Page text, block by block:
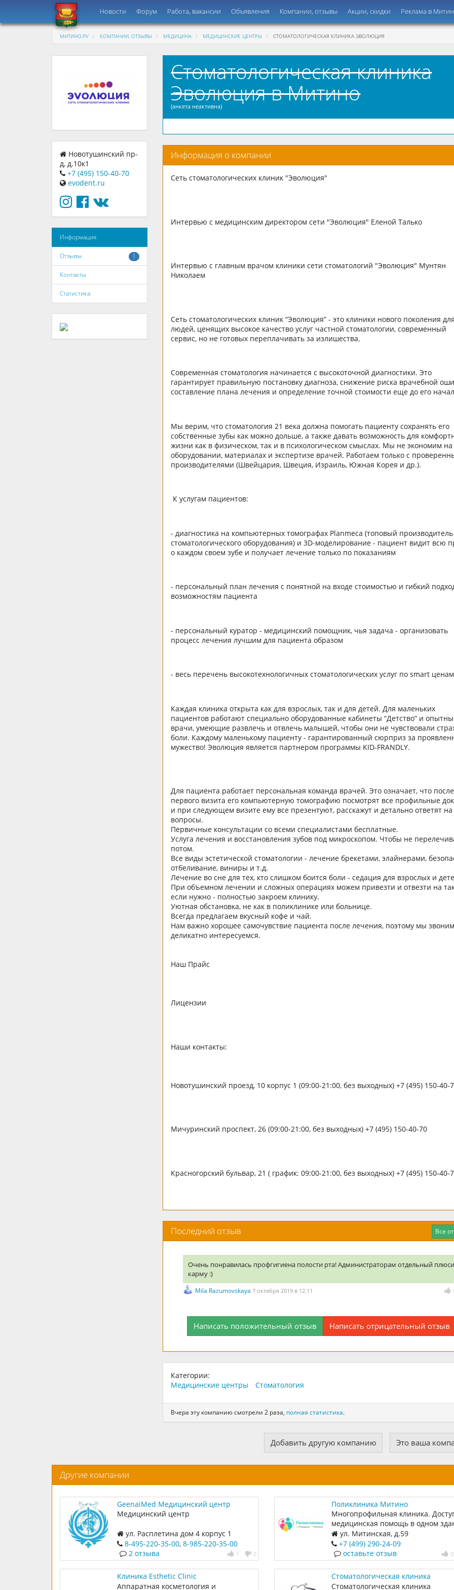
Новости Форум Работа, вакансии Объявления Компании, отзывы Акции, скидки Реклама в
МИТИНО.РУ КОМПАНИИ, ОТЗЫВЫ МЕДИЦИНА МЕДИЦИНСКИЕ ЦЕНТРЫ СТОМАТОЛОГИЧЕСКАЯ КЛИНИКА ЭВОЛЮЦИЯ
Новотушинский пр-
д, д.10к1
+7 (495) 150-40-70
evodent.ru
Информация
1
Отзывы
Контакты
Статистика
Стоматологическая клиника
Эволюция в Митино
(анкета неактивна)
Информация о компании
Сеть стоматологических клиник "Эволюция"
Интервью с медицинским директором сети "Эволюция" Еленой Талько
Интервью с главным врачом клиники сети стоматологий "Эволюция" Мунтян
Николаем
Сеть стоматологических клиник “Эволюция” - это клиники нового поколения
людей, ценящих высокое качество услуг частной стоматологии, современный
сервис, но не готовых переплачивать за излишества.
Современная стоматология начинается с высокоточной диагностики. Это
гарантирует правильную постановку диагноза, снижение риска врачебной
составление плана лечения и определение точной стоимости еще до его
Мы верим, что стоматология 21 века должна помогать пациенту сохранять его
собственные зубы как можно дольше, а также давать возможность для
жизни как в физическом, так и в психологическом смыслах. Мы не экономим на
оборудовании, материалах и экспертизе врачей. Работаем только с
производителями (Швейцария, Швеция, Израиль, Южная Корея и др.).
К услугам пациентов:
- диагностика на компьютерных томографах Planmeca (топовый производитель
стоматологического оборудования) и 3D-моделирование - пациент видит всю
о каждом своем зубе и получает лечение только по показаниям
- персональный план лечения с понятной на входе стоимостью и гибкий
возможностям пациента
- персональный куратор - медицинский помощник, чья задача - организовать
процесс лечения лучшим для пациента образом
- весь перечень высокотехнологичных стоматологических услуг по smart
Каждая клиника открыта как для взрослых, так и для детей. Для маленьких
пациентов работают специально оборудованные кабинеты “Детство” и
врачи, умеющие развлечь и отвлечь малышей, чтобы они не чувствовали
боли. Каждому маленькому пациенту - гарантированный сюрприз за
мужество! Эволюция является партнером программы KID-FRANDLY.
Для пациента работает персональная команда врачей. Это означает, что после
первого визита его компьютерную томографию посмотрят все профильные
и при следующем визите ему все презентуют, расскажут и детально ответят на
вопросы.
Первичные консультации со всеми специалистами бесплатные.
Услуга лечения и восстановления зубов под микроскопом. Чтобы не
потом.
Все виды эстетической стоматологии - лечение брекетами, элайнерами,
отбеливание, виниры и т.д.
Лечение во сне для тех, кто слишком боится боли - седация для взрослых и
При объемном лечении и сложных операциях можем привезти и отвезти на
если нужно - полностью закроем клинику.
Уютная обстановка, не как в поликлинике или больнице.
Всегда предлагаем вкусный кофе и чай.
Нам важно хорошее самочувствие пациента после лечения, поэтому мы
деликатно интересуемся.
Наш Прайс
Лицензии
Наши контакты:
Новотушинский проезд, 10 корпус 1 (09:00-21:00, без выходных) +7 (495) 150-40-
Мичуринский проспект, 26 (09:00-21:00, без выходных) +7 (495) 150-40-70
Красногорский бульвар, 21 ( график: 09:00-21:00, без выходных) +7 (495) 150-40-
Все
Последний отзыв
Очень понравилась профгигиена полости рта! Администраторам отдельный
карму :)
Mila Razumovskaya7 октября 2019 в 12:11
Написать положительный отзыв Написать отрицательный отзыв
Категории:
Медицинские центры
Стоматология
Вчера эту компанию смотрели 2 раза, полная статистика.
Добавить другую компанию Это ваша
Другие компании
GeenaiMed Медицинский центр
Медицинский центр
ул. Расплетина дом 4 корпус 1
8-495-220-35-00, 8-985-220-35-00
1 0
2 отзыва
Поликлиника Митино
Многопрофильная клиника.
медицинская помощь в одном
Работаем каждый день без
и выходных
ул. Митинская, д.59
+7 (499) 290-24-09
0
оставьте отзыв
Клиника Esthetic Clinic
Аппаратная косметология и
Стоматологическая клиника
"ДентоНика"
Стоматологическая клиника